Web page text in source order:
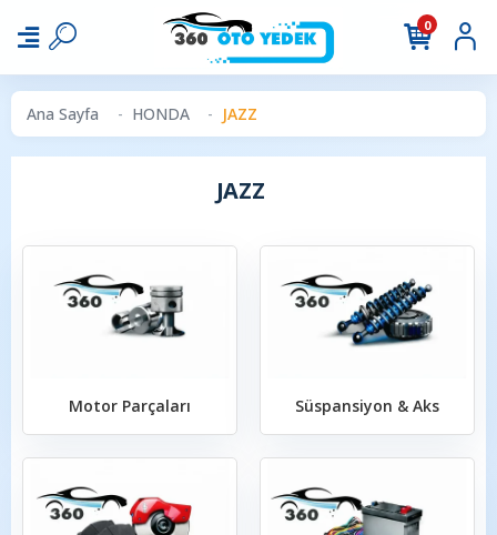
0
Ana Sayfa HONDA JAZZ
JAZZ
Motor Parçaları Süspansiyon & Aks